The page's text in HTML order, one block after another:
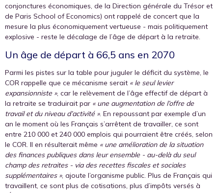
conjonctures économiques, de la Direction générale du Trésor et
de Paris School of Economics) ont rappelé de concert que la
mesure la plus économiquement vertueuse - mais politiquement
explosive - reste le décalage de l’âge de départ à la retraite.
Un âge de départ à 66,5 ans en 2070
Parmi les pistes sur la table pour juguler le déficit du système, le
COR rappelle que ce mécanisme serait « le seul levier
expansionniste », car le relèvement de l’âge effectif de départ à
la retraite se traduirait par « une augmentation de l’offre de
travail et du niveau d’activité ». En repoussant par exemple d’un
an le moment où les Français s’arrêtent de travailler, ce sont
entre 210 000 et 240 000 emplois qui pourraient être créés, selon
le COR. Il en résulterait même « une amélioration de la situation
des finances publiques dans leur ensemble - au-delà du seul
champ des retraites - via des recettes fiscales et sociales
supplémentaires », ajoute l’organisme public. Plus de Français qui
travaillent, ce sont plus de cotisations, plus d’impôts versés à